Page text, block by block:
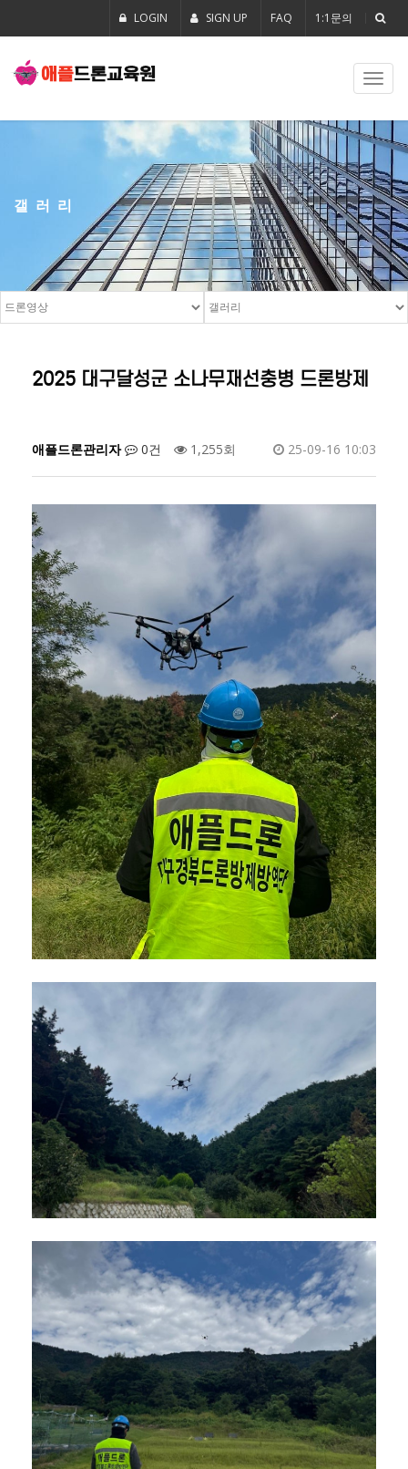
LOGIN SIGN UP FAQ 1:1문의
갤러리
2025 대구달성군 소나무재선충병 드론방제
애플드론관리자 0건 1,255회 25-09-16 10:03